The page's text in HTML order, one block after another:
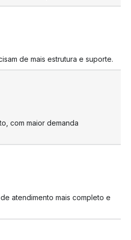
de mais estrutura e suporte.
com maior demanda
atendimento mais completo e